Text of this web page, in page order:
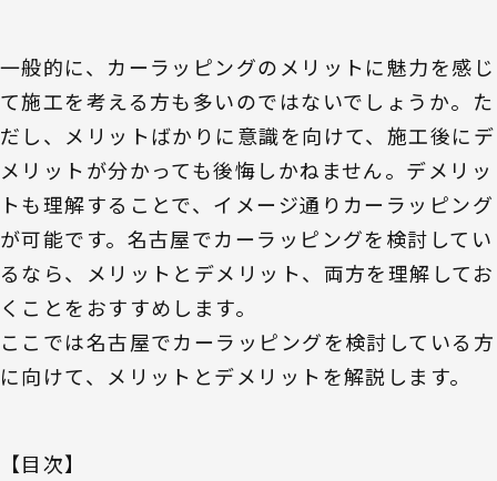
一般的に、カーラッピングのメリットに魅力を感じ
て施工を考える方も多いのではないでしょうか。た
だし、メリットばかりに意識を向けて、施工後にデ
メリットが分かっても後悔しかねません。デメリッ
トも理解することで、イメージ通りカーラッピング
が可能です。名古屋でカーラッピングを検討してい
るなら、メリットとデメリット、両方を理解してお
くことをおすすめします。
ここでは名古屋でカーラッピングを検討している方
に向けて、メリットとデメリットを解説します。
【目次】